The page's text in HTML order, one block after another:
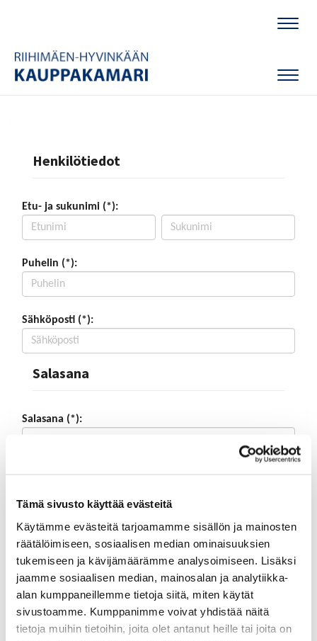
Tämä sivusto käyttää evästeitä
Käytämme evästeitä tarjoamamme sisällön ja mainosten
räätälöimiseen, sosiaalisen median ominaisuuksien
tukemiseen ja kävijämäärämme analysoimiseen. Lisäksi
jaamme sosiaalisen median, mainosalan ja analytiikka-
alan kumppaneillemme tietoja siitä, miten käytät
sivustoamme. Kumppanimme voivat yhdistää näitä
tietoja muihin tietoihin, joita olet antanut heille tai joita on
Henkilötiedot
Etu- ja sukunimi (*):
Puhelin (*):
Sähköposti (*):
Salasana
Salasana (*):
Yhteystiedot
Katuosoite (*):